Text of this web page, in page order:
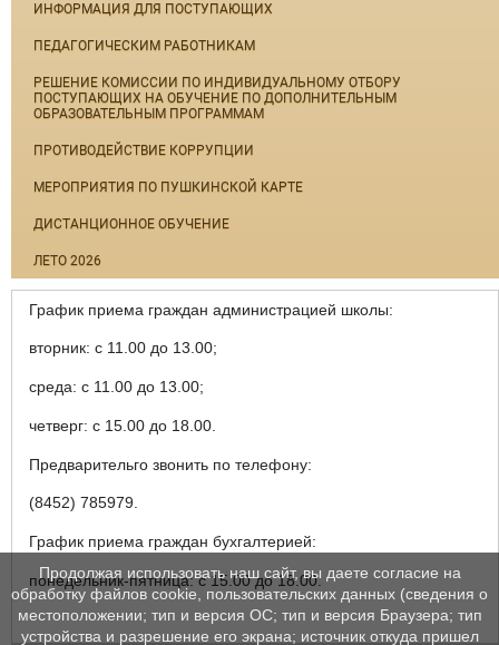
ИНФОРМАЦИЯ ДЛЯ ПОСТУПАЮЩИХ
ПЕДАГОГИЧЕСКИМ РАБОТНИКАМ
РЕШЕНИЕ КОМИССИИ ПО ИНДИВИДУАЛЬНОМУ ОТБОРУ
ПОСТУПАЮЩИХ НА ОБУЧЕНИЕ ПО ДОПОЛНИТЕЛЬНЫМ
ОБРАЗОВАТЕЛЬНЫМ ПРОГРАММАМ
ПРОТИВОДЕЙСТВИЕ КОРРУПЦИИ
МЕРОПРИЯТИЯ ПО ПУШКИНСКОЙ КАРТЕ
ДИСТАНЦИОННОЕ ОБУЧЕНИЕ
ЛЕТО 2026
График приема граждан администрацией школы:
вторник: с 11.00 до 13.00;
среда: с 11.00 до 13.00;
четверг: с 15.00 до 18.00.
Предварительго звонить по телефону:
(8452) 785979.
График приема граждан бухгалтерией:
понедельник-пятница: с 15.00 до 18.00.
Продолжая использовать наш сайт, вы даете согласие на
обработку файлов cookie, пользовательских данных (сведения о
местоположении; тип и версия ОС; тип и версия Браузера; тип
устройства и разрешение его экрана; источник откуда пришел